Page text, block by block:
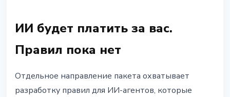
ИИ будет платить за вас.
Правил пока нет
Отдельное направление пакета охватывает
разработку правил для ИИ-агентов, которые